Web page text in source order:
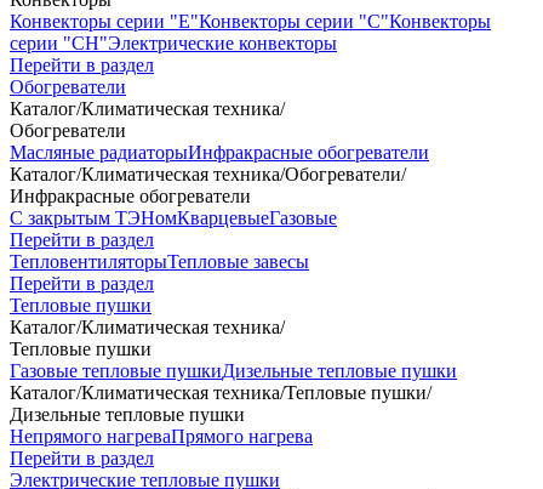
Конвекторы серии "Е"Конвекторы серии "С"Конвекторы
серии "СН"Электрические конвекторы
Перейти в раздел
Обогреватели
Каталог/Климатическая техника/
Обогреватели
Масляные радиаторыИнфракрасные обогреватели
Каталог/Климатическая техника/Обогреватели/
Инфракрасные обогреватели
С закрытым ТЭНомКварцевыеГазовые
Перейти в раздел
ТепловентиляторыТепловые завесы
Перейти в раздел
Тепловые пушки
Каталог/Климатическая техника/
Тепловые пушки
Газовые тепловые пушкиДизельные тепловые пушки
Каталог/Климатическая техника/Тепловые пушки/
Дизельные тепловые пушки
Непрямого нагреваПрямого нагрева
Перейти в раздел
Электрические тепловые пушки